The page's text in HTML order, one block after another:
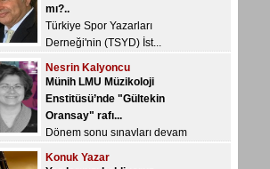
Nesrin Kalyoncu
Münih LMU Müzikoloji
Enstitüsü’nde "Gültekin
Oransay" rafı...
Dönem sonu sınavları devam
ediyor ve bugü...
Konuk Yazar
Yazılarınızı bekliyoruz...
Musiki Dergisi
Müzik ile ilgili, kısa veya uzun,
araştırma v...